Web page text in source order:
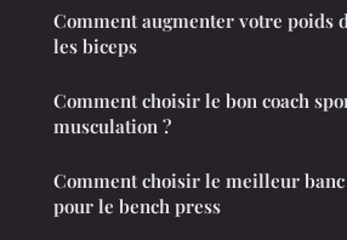
Comment augmenter votre poids
les biceps
Comment choisir le bon coach
musculation ?
Comment choisir le meilleur
pour le bench press